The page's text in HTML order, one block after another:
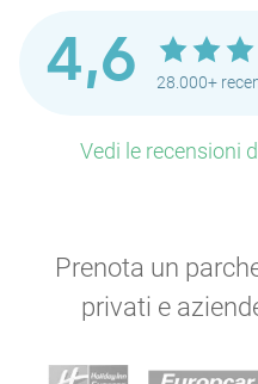
4,6 28.000+
Vedi le recensioni
Prenota un
privati e